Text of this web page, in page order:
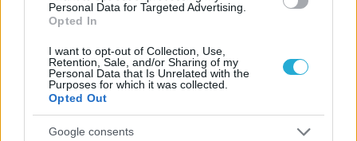
Personal Data for Targeted Advertising.
Opted In
I want to opt-out of Collection, Use,
Retention, Sale, and/or Sharing of my
Personal Data that Is Unrelated with the
Purposes for which it was collected.
Opted Out
Google consents